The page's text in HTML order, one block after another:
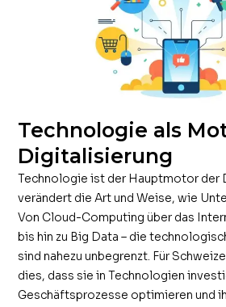
Technologie als
Digitalisierung
Technologie ist der Hauptmotor der
verändert die Art und Weise, wie
Von Cloud-Computing über das
bis hin zu Big Data – die
sind nahezu unbegrenzt. Für
dies, dass sie in Technologien
Geschäftsprozesse optimieren und